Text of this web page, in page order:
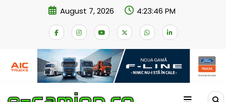
August 7, 2026 4:23:46 PM